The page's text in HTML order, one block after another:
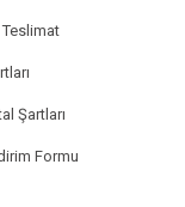
Şartları
Formu